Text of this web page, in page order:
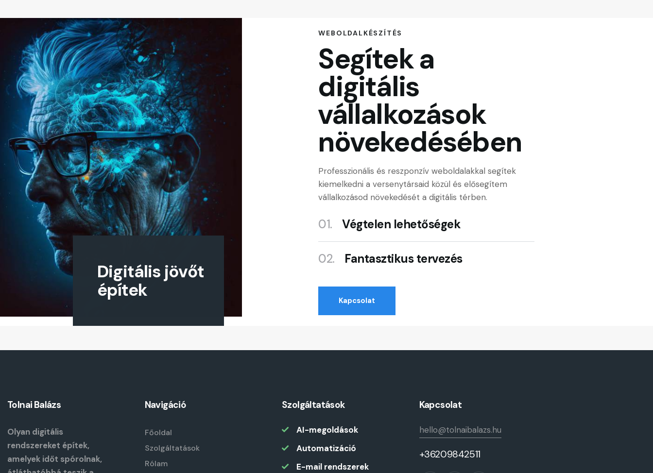
Digitális jövőt
építek
WEBOLDALKÉSZÍTÉS
Segítek a
digitális
vállalkozások
növekedésében
Professzionális és reszponzív weboldalakkal segítek
kiemelkedni a versenytársaid közül és elősegítem
vállalkozásod növekedését a digitális térben.
01. Végtelen lehetőségek
02. Fantasztikus tervezés
Kapcsolat
Tolnai Balázs
Olyan digitális
rendszereket építek,
amelyek időt spórolnak,
Navigáció
Főoldal
Szolgáltatások
Rólam
Szolgáltatások
AI-megoldások
Automatizáció
E-mail rendszerek
Kapcsolat
hello@tolnaibalazs.hu
+36209842511